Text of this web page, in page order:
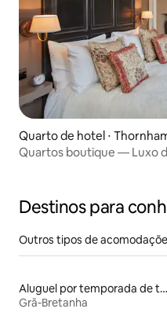
Quarto de hotel ⋅
Quartos boutique — Luxo
Destinos para
Outros tipos de
Aluguel por temporada de tendas tipi
Grã-Bretanha